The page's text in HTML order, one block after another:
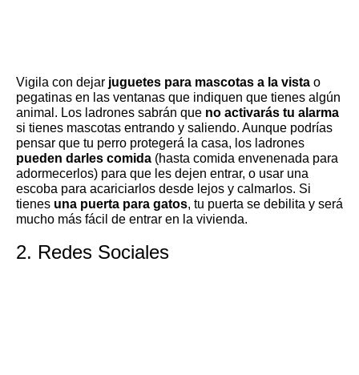
Vigila con dejar juguetes para mascotas a la vista o
pegatinas en las ventanas que indiquen que tienes algún
animal. Los ladrones sabrán que no activarás tu alarma
si tienes mascotas entrando y saliendo. Aunque podrías
pensar que tu perro protegerá la casa, los ladrones
pueden darles comida (hasta comida envenenada para
adormecerlos) para que les dejen entrar, o usar una
escoba para acariciarlos desde lejos y calmarlos. Si
tienes una puerta para gatos, tu puerta se debilita y será
mucho más fácil de entrar en la vivienda.
2. Redes Sociales